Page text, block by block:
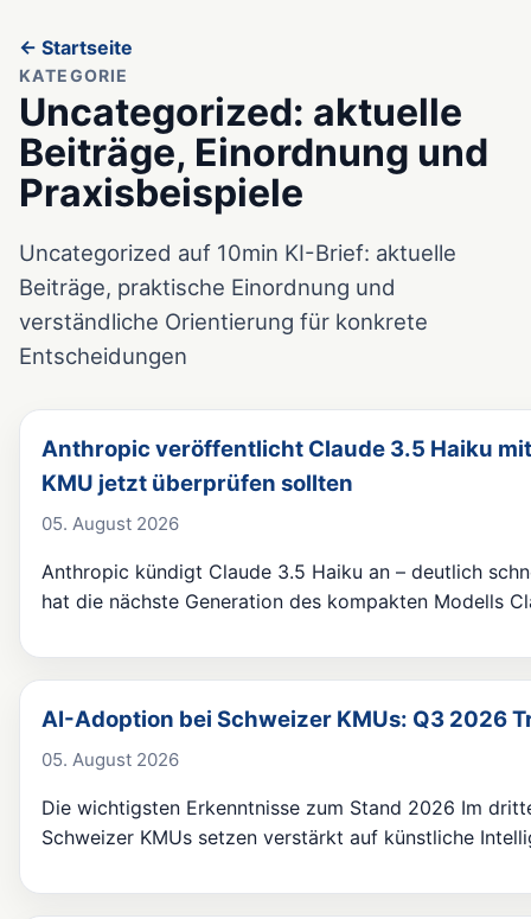
← Startseite
KATEGORIE
Uncategorized: aktuelle
Beiträge, Einordnung und
Praxisbeispiele
Uncategorized auf 10min KI-Brief: aktuelle
Beiträge, praktische Einordnung und
verständliche Orientierung für konkrete
Entscheidungen
Anthropic veröffentlicht Claude 3.5 Haiku
KMU jetzt überprüfen sollten
05. August 2026
Anthropic kündigt Claude 3.5 Haiku an – deutlich
hat die nächste Generation des kompakten Modells
AI-Adoption bei Schweizer KMUs: Q3 2026
05. August 2026
Die wichtigsten Erkenntnisse zum Stand 2026 Im
Schweizer KMUs setzen verstärkt auf künstliche